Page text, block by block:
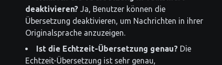
deaktivieren? Ja, Benutzer können die
Übersetzung deaktivieren, um Nachrichten in ihrer
Originalsprache anzuzeigen.
Ist die Echtzeit-Übersetzung genau? Die
Echtzeit-Übersetzung ist sehr genau,